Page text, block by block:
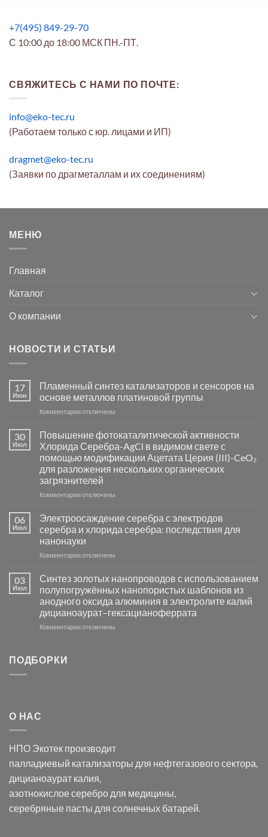
+7(495) 849-29-70
С 10:00 до 18:00 МСК ПН.-ПТ.
СВЯЖИТЕСЬ С НАМИ ПО ПОЧТЕ:
info@eko-tec.ru
(Работаем только с юр. лицами и ИП)
dragmet@eko-tec.ru
(Заявки по драгметаллам и их соединениям)
МЕНЮ
Главная
Каталог
О компании
НОВОСТИ И СТАТЬИ
17
Июн
Пламенный синтез катализаторов и сенсоров на
основе металлов платиновой группы
Комментариик
Пламенный
синтез
катализаторов
и
сенсоров
на
основе
группы
отключены
30
Июл
Повышение фотокаталитической активности
Хлорида Серебра-AgCl в видимом свете с
помощью модификации Ацетата Церия (III)-CeO₂
для разложения нескольких органических
загрязнителей
Комментариик
фотокаталитической
активности
Хлорида
Серебра-
в
видимом
свете
с
помощью
модификации
отключены
06
Июл
Электроосаждение серебра с электродов
серебра и хлорида серебра: последствия для
нанонауки
Комментариик
серебра
с
электродов
серебра
и
отключены
03
Июл
Синтез золотых нанопроводов с использованием
полупогружённых нанопористых шаблонов из
анодного оксида алюминия в электролите калий
дицианоаурат–гексацианоферрата
Комментариик
оксида
в
электролите
калий
дицианоаурат–
гексацианоферрата
отключены
ПОДБОРКИ
О НАС
НПО Экотек производит
палладиевый катализаторы для нефтегазового сектора,
дицианоаурат калия,
азотнокислое серебро для медицины,
серебряные пасты для солнечных батарей.